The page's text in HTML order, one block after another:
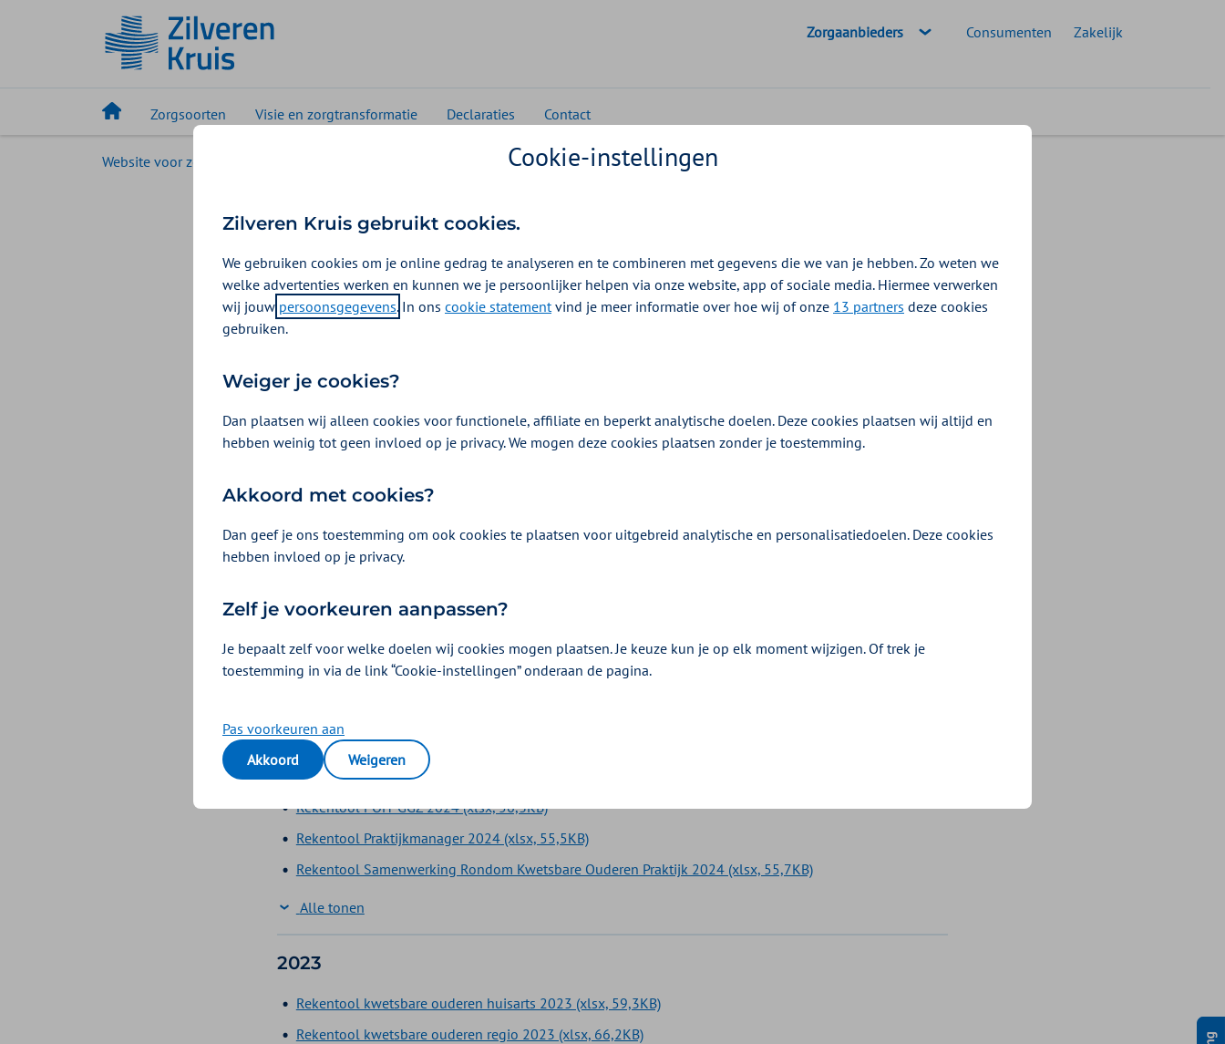
Geselecteerde doelgroep:
Zorgaanbieders Consumenten Zakelijk
Zorgsoorten Visie en zorgtransformatie Declaraties Contact
Website voor zorgaanbieders Huisartsenzorg Rekentools Archief
Archief rekentools
Op deze pagina vindt u rekentools van eerdere jaren.
Online rekentools
2025
Rekentool Taakdelegatie 2025
Rekentool POH-GGZ 2025
Downloads
Rekentool POH-GGZ 2025 (xlsx, 57,5KB)
rekentool-taakdelegatie-zk-2025 (xlsx, 95,1KB)
Rekentool Praktijkmanager 2025 (xlsx, 50,7KB)
2024
Rekentool POH-GGZ 2024 (xlsx, 56,3KB)
Rekentool Praktijkmanager 2024 (xlsx, 55,5KB)
Rekentool Samenwerking Rondom Kwetsbare Ouderen Praktijk 2024 (xlsx, 55,7KB)
Alle tonen
2023
Rekentool kwetsbare ouderen huisarts 2023 (xlsx, 59,3KB)
Rekentool kwetsbare ouderen regio 2023 (xlsx, 66,2KB)
Cookie-instellingen
Zilveren Kruis gebruikt cookies.
We gebruiken cookies om je online gedrag te analyseren en te combineren met gegevens die we van je hebben. Zo weten we
welke advertenties werken en kunnen we je persoonlijker helpen via onze website, app of sociale media. Hiermee verwerken
wij jouw persoonsgegevens. In ons cookie statementvind je meer informatie over hoe wij of onze 13 partners deze cookies
gebruiken.
Weiger je cookies?
Dan plaatsen wij alleen cookies voor functionele, affiliate en beperkt analytische doelen. Deze cookies plaatsen wij altijd en
hebben weinig tot geen invloed op je privacy. We mogen deze cookies plaatsen zonder je toestemming.
Akkoord met cookies?
Dan geef je ons toestemming om ook cookies te plaatsen voor uitgebreid analytische en personalisatiedoelen. Deze cookies
hebben invloed op je privacy.
Zelf je voorkeuren aanpassen?
Je bepaalt zelf voor welke doelen wij cookies mogen plaatsen. Je keuze kun je op elk moment wijzigen. Of trek je
toestemming in via de link “Cookie-instellingen” onderaan de pagina.
Pas voorkeuren aan
Akkoord
Weigeren